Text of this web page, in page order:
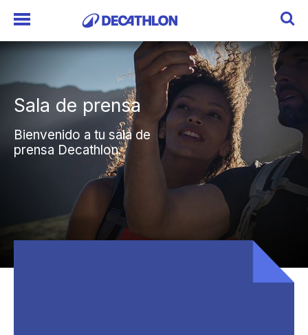
Sala de prensa
Bienvenido a tu sala de
prensa Decathlon.
Sala de prensa
Bienvenido a tu sala de
prensa Decathlon.